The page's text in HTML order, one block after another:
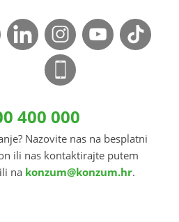
400 000
Nazovite nas na besplatni
ili nas kontaktirajte putem
ili na konzum@konzum.hr.